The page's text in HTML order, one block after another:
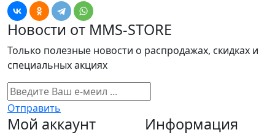
Новости от MMS-STORE
Только полезные новости о распродажах, скидках и
специальных акциях
Отправить
Мой аккаунт Информация